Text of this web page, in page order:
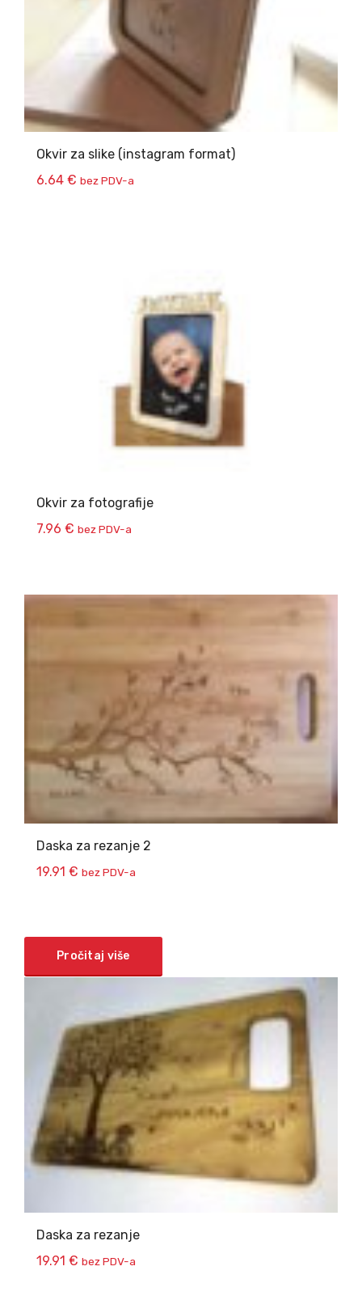
Okvir za slike (instagram format)
6.64 € bez PDV-a
Okvir za fotografije
7.96 € bez PDV-a
Daska za rezanje 2
19.91 € bez PDV-a
Pročitaj više
Daska za rezanje
19.91 € bez PDV-a